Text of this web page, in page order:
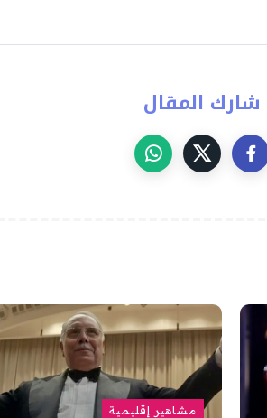
شارك المقال
مشاهير إقليمية